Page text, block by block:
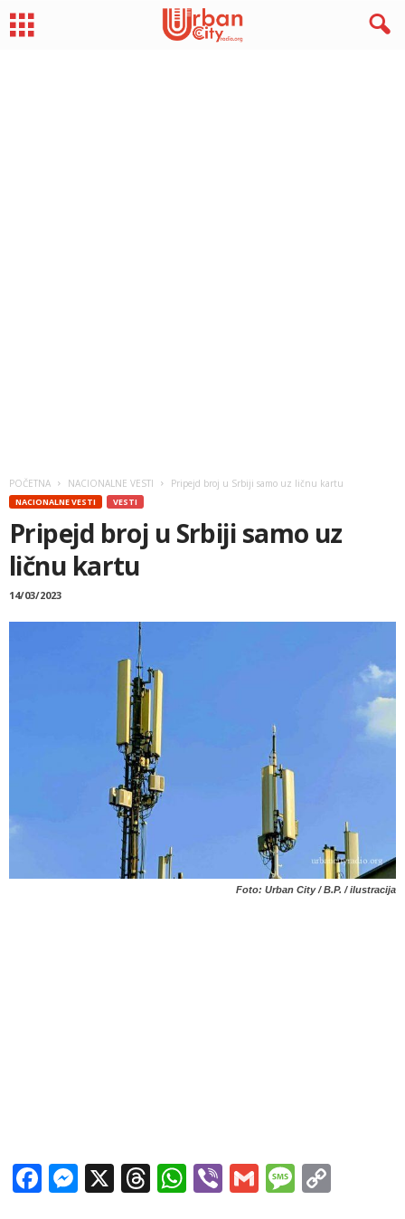
POČETNA NACIONALNE VESTI Pripejd broj u Srbiji samo uz ličnu kartu
NACIONALNE VESTI VESTI
Pripejd broj u Srbiji samo uz
ličnu kartu
14/03/2023
Foto: Urban City / B.P. / ilustracija
Facebook
Messenger
X Threads
WhatsApp
ViberGmail